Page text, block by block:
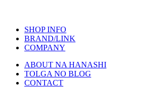
SHOP INFO
BRAND/LINK
COMPANY
ABOUT NA HANASHI
TOLGA NO BLOG
CONTACT